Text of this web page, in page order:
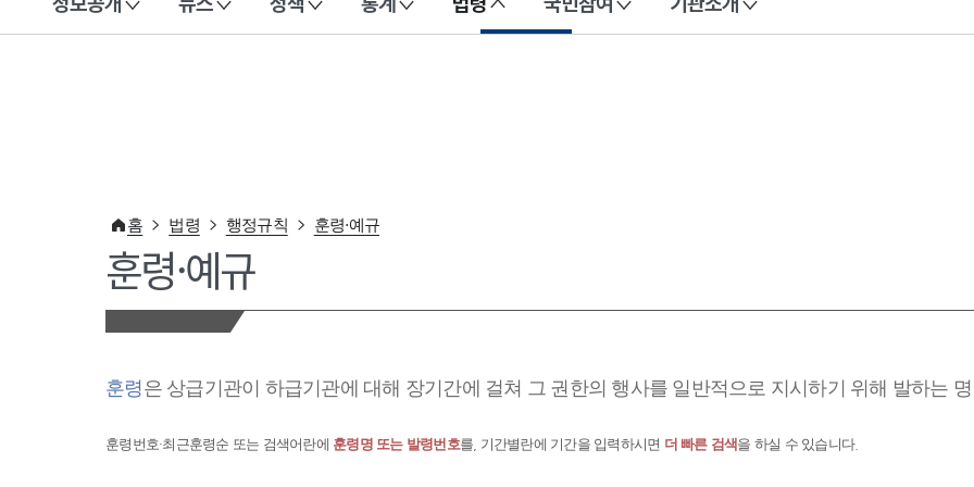
이 누리집은 대한민국 공식 전자정부 누리집입니다.
홈 법령 행정규칙 훈령·예규
훈령·예규
훈령은 상급기관이 하급기관에 대해 장기간에 걸쳐 그 권한의 행사를 일반적으로 지시하기 위해 발하는
훈령번호·최근훈령순 또는 검색어란에 훈령명 또는 발령번호를, 기간별란에 기간을 입력하시면 더 빠른 검색 을 하실 수 있습니다.